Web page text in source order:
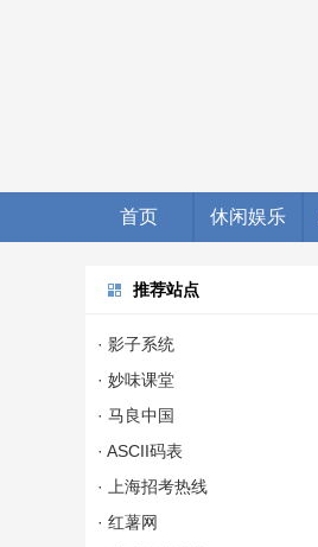
首页 休闲娱乐
推荐站点
· 影子系统
· 妙味课堂
· 马良中国
· ASCII码表
· 上海招考热线
· 红薯网